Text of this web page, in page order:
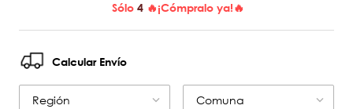
Sólo4 🔥¡Cómpralo ya!🔥
Calcular Envío
Región Comuna